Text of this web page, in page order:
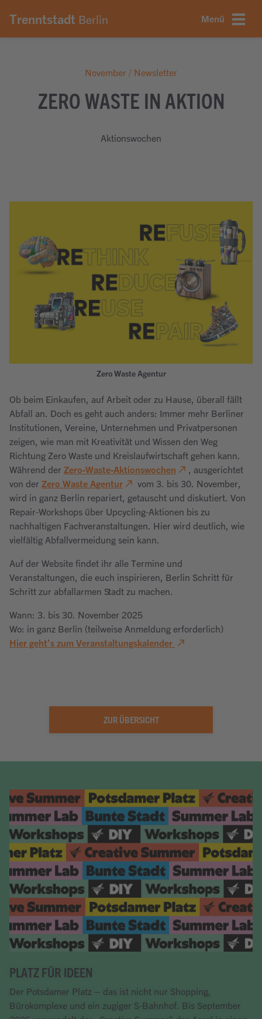
Trenntstadt Berlin Menü
November / Newsletter
ZERO WASTE IN AKTION
Aktionswochen
Zero Waste Agentur
Ob beim Einkaufen, auf Arbeit oder zu Hause, überall fällt
Abfall an. Doch es geht auch anders: Immer mehr Berliner
Institutionen, Vereine, Unternehmen und Privatpersonen
zeigen, wie man mit Kreativität und Wissen den Weg
Richtung Zero Waste und Kreislaufwirtschaft gehen kann.
Während der Zero-Waste-Aktionswochen
, ausgerichtet
von der Zero Waste Agentur
vom 3. bis 30. November,
wird in ganz Berlin repariert, getauscht und diskutiert. Von
Repair-Workshops über Upcycling-Aktionen bis zu
nachhaltigen Fachveranstaltungen. Hier wird deutlich, wie
vielfältig Abfallvermeidung sein kann.
Auf der Website findet ihr alle Termine und
Veranstaltungen, die euch inspirieren, Berlin Schritt für
Schritt zur abfallarmen Stadt zu machen.
Wann: 3. bis 30. November 2025
Wo: in ganz Berlin (teilweise Anmeldung erforderlich)
Hier geht’s zum Veranstaltungskalender
ZUR ÜBERSICHT
PLATZ FÜR IDEEN
Der Potsdamer Platz – das ist nicht nur Shopping,
Bürokomplexe und ein zugiger S-Bahnhof. Bis September